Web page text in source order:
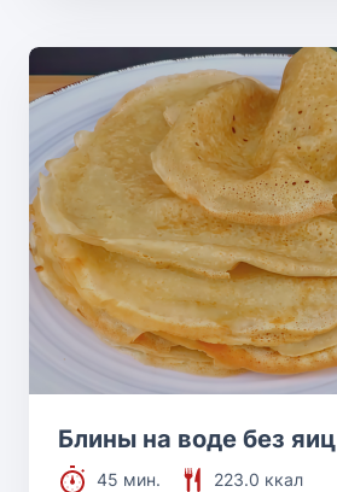
Блины на воде без яиц
45 мин.
223.0 ккал